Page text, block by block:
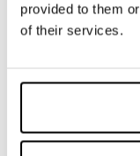
provided to them
of their services.